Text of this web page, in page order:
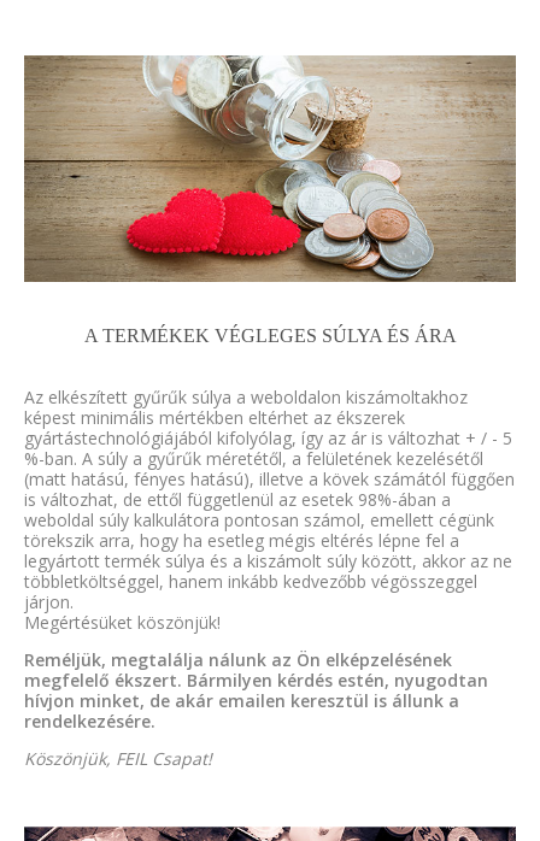
A TERMÉKEK VÉGLEGES SÚLYA ÉS ÁRA
Az elkészített gyűrűk súlya a weboldalon kiszámoltakhoz
képest minimális mértékben eltérhet az ékszerek
gyártástechnológiájából kifolyólag, így az ár is változhat + / - 5
%-ban. A súly a gyűrűk méretétől, a felületének kezelésétől
(matt hatású, fényes hatású), illetve a kövek számától függően
is változhat, de ettől függetlenül az esetek 98%-ában a
weboldal súly kalkulátora pontosan számol, emellett cégünk
törekszik arra, hogy ha esetleg mégis eltérés lépne fel a
legyártott termék súlya és a kiszámolt súly között, akkor az ne
többletköltséggel, hanem inkább kedvezőbb végösszeggel
járjon.
Megértésüket köszönjük!
Reméljük, megtalálja nálunk az Ön elképzelésének
megfelelő ékszert. Bármilyen kérdés estén, nyugodtan
hívjon minket, de akár emailen keresztül is állunk a
rendelkezésére.
Köszönjük, FEIL Csapat!